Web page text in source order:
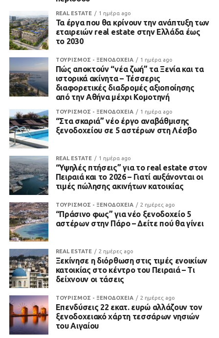
REAL ESTATE 1 ημέρα ago
Τα έργα που θα κρίνουν την ανάπτυξη των
εταιρειών real estate στην Ελλάδα έως
το 2030
ΤΟΥΡΙΣΜΟΣ - ΞΕΝΟΔΟΧΕΙΑ 1 ημέρα ago
Πώς αποκτούν “νέα ζωή” τα Ξενία και τα
ιστορικά ακίνητα – Τέσσερις
διαφορετικές διαδρομές αξιοποίησης
από την Αθήνα μέχρι Κομοτηνή
ΤΟΥΡΙΣΜΟΣ - ΞΕΝΟΔΟΧΕΙΑ 1 ημέρα ago
“Στα σκαριά” νέο έργο αναβάθμισης
ξενοδοχείου σε 5 αστέρων στη Λέσβο
REAL ESTATE 1 ημέρα ago
“Υψηλές πτήσεις” για το real estate στον
Πειραιά και το 2026 – Γιατί αυξάνονται οι
τιμές πώλησης ακινήτων κατοικίας
ΤΟΥΡΙΣΜΟΣ - ΞΕΝΟΔΟΧΕΙΑ 2 ημέρες ago
“Πράσινο φως” για νέο ξενοδοχείο 5
αστέρων στην Πάρο – Δείτε πού θα γίνει
REAL ESTATE 2 ημέρες ago
Ξεκίνησε η διόρθωση στις τιμές ενοικίων
κατοικίας στο κέντρο του Πειραιά – Τι
δείχνουν οι τάσεις
ΤΟΥΡΙΣΜΟΣ - ΞΕΝΟΔΟΧΕΙΑ 2 ημέρες ago
Επενδύσεις 22 εκατ. ευρώ αλλάζουν τον
ξενοδοχειακό χάρτη τεσσάρων νησιών
του Αιγαίου